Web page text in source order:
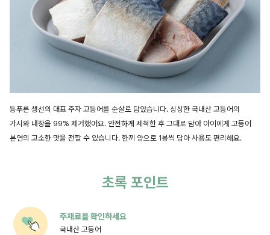
등푸른 생선의 대표 주자 고등어를 순살로 담았습니다. 싱싱한 국내산 고등어의
가시와 내장을 99% 제거했어요. 안전하게 세척한 후 그대로 담아 아이에게 고등어
본연의 고소한 맛을 전할 수 있습니다. 한끼 양으로 1봉씩 담아 사용도 편리해요.
초록 포인트
주재료를 확인하세요
국내산 고등어